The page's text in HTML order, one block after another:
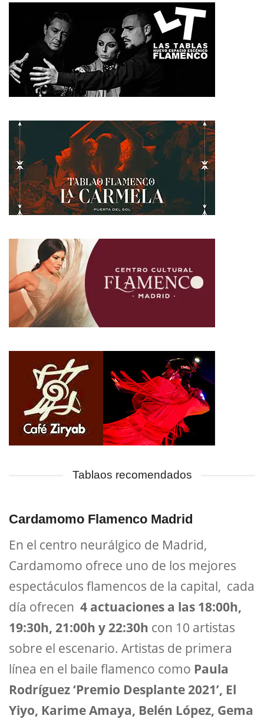
Tablaos recomendados
Cardamomo Flamenco Madrid
En el centro neurálgico de Madrid,
Cardamomo ofrece uno de los mejores
espectáculos flamencos de la capital, cada
día ofrecen 4 actuaciones a las 18:00h,
19:30h, 21:00h y 22:30h con 10 artistas
sobre el escenario. Artistas de primera
línea en el baile flamenco como Paula
Rodríguez ‘Premio Desplante 2021’, El
Yiyo, Karime Amaya, Belén López, Gema